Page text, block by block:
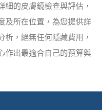
細的皮膚鏡檢查與評估，
及所在位置，為您提供詳
析，絕無任何隱藏費用，
作出最適合自己的預算與